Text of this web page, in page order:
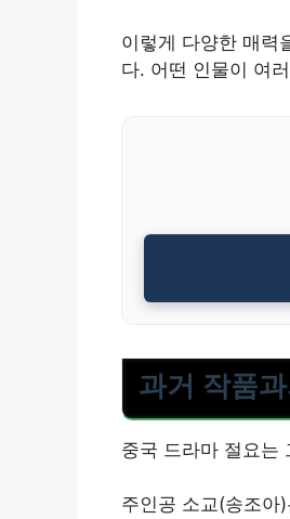
이렇게 다양한 매력
다. 어떤 인물이 여
과거 작품
중국 드라마 절요는
주인공 소교(송조아